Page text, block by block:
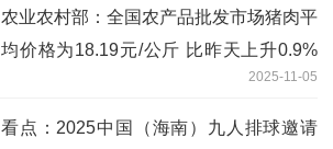
农业农村部：全国农产品批发市场猪肉平
均价格为18.19元/公斤 比昨天上升0.9%
2025-11-05
看点：2025中国（海南）九人排球邀请